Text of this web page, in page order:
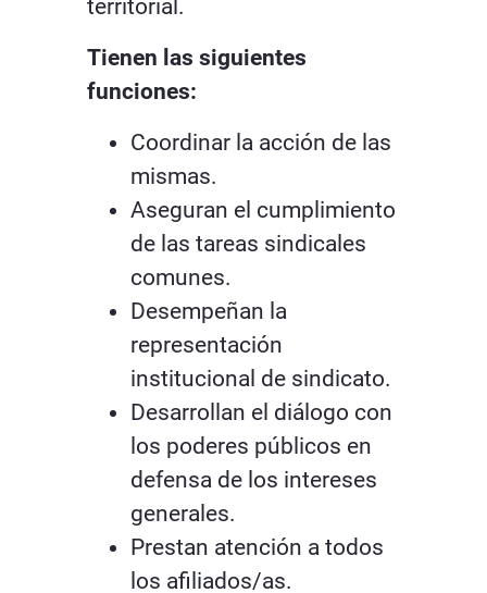
territorial.
Tienen las siguientes
funciones:
Coordinar la acción de las
mismas.
Aseguran el cumplimiento
de las tareas sindicales
comunes.
Desempeñan la
representación
institucional de sindicato.
Desarrollan el diálogo con
los poderes públicos en
defensa de los intereses
generales.
Prestan atención a todos
los afiliados/as.